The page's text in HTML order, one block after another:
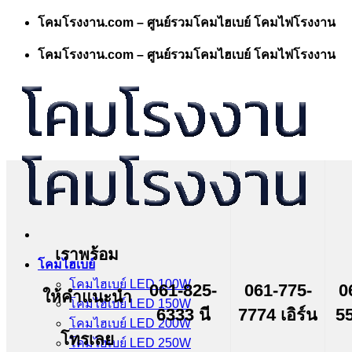
Skip
content
โคมโรงงาน.com – ศูนย์รวมโคมไฮเบย์ โคมไฟโรงงาน
โคมโรงงาน.com – ศูนย์รวมโคมไฮเบย์ โคมไฟโรงงาน
โคมไฮเบย์
โคมไฮเบย์ LED 100W
โคมไฮเบย์ LED 150W
โคมไฮเบย์ LED 200W
โคมไฮเบย์ LED 250W
เราพร้อม
ให้คำแนะนำ
โทรเลย
061-825-
6333 นี
061-775-
7774 เอิร์น